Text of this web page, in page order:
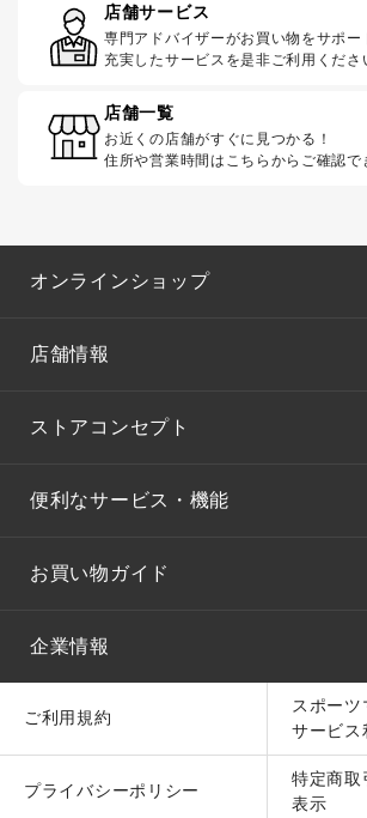
店舗サービス
専門アドバイザーがお買い物をサポー
充実したサービスを是非ご利用くださ
店舗一覧
お近くの店舗がすぐに見つかる！
住所や営業時間はこちらからご確認で
オンラインショップ
店舗情報
ストアコンセプト
便利なサービス・機能
お買い物ガイド
企業情報
ご利用規約
スポーツ
サービス
プライバシーポリシー
特定商取
表示